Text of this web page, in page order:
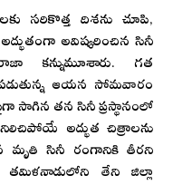
సరికొత్త దిశను చూపి,
అవిష్కరించిన సినీ
కన్నుమూశారు. గత
ఆయన సోమవారం
సాగిన తన సినీ ప్రస్థానంలో
అద్భుత చిత్రాలను
మృతి సినీ రంగానికి తీరని
తమిళనాడులోని తేని జిల్లా